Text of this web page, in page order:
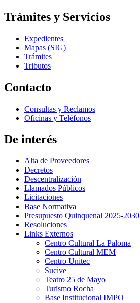
Trámites y Servicios
Expedientes
Mapas (SIG)
Trámites
Tributos
Contacto
Consultas y Reclamos
Oficinas y Teléfonos
De interés
Alta de Proveedores
Decretos
Descentralización
Llamados Públicos
Licitaciones
Base Normativa
Presupuesto Quinquenal 2025-2030
Resoluciones
Links Externos
Centro Cultural La Paloma
Centro Cultural MEM
Centro Unitec
Sucive
Teatro 25 de Mayo
Turismo Rocha
Base Institucional IMPO